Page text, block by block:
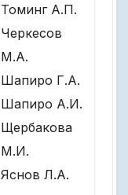
Томинг А.П.
Черкесов
М.А.
Шапиро Г.А.
Шапиро А.И.
Щербакова
М.И.
Яснов Л.А.